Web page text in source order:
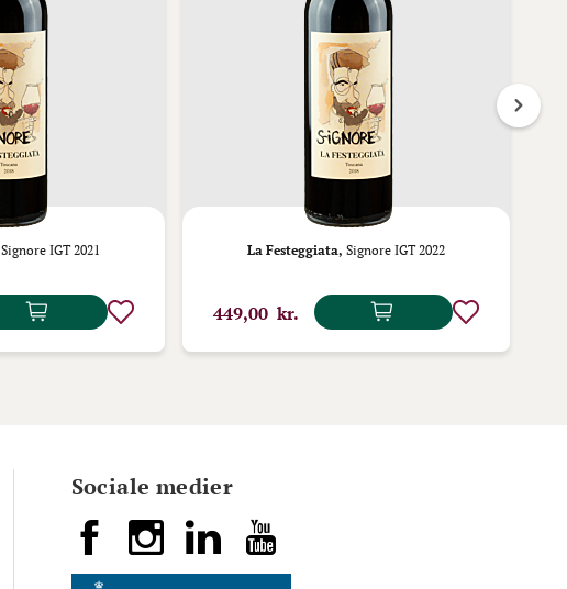
Signore IGT 2021 La Festeggiata, Signore IGT 2022
449,00 kr.
Sociale medier